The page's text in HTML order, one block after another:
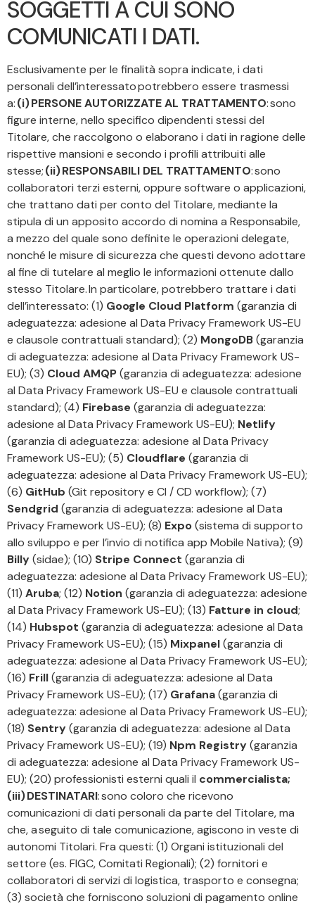
SOGGETTI A CUI SONO
COMUNICATI I DATI.
Esclusivamente per le finalità sopra indicate, i dati
personali dell’interessato potrebbero essere trasmessi
a:(i) PERSONE AUTORIZZATE AL TRATTAMENTO: sono
figure interne, nello specifico dipendenti stessi del
Titolare, che raccolgono o elaborano i dati in ragione delle
rispettive mansioni e secondo i profili attribuiti alle
stesse;(ii) RESPONSABILI DEL TRATTAMENTO: sono
collaboratori terzi esterni, oppure software o applicazioni,
che trattano dati per conto del Titolare, mediante la
stipula di un apposito accordo di nomina a Responsabile,
a mezzo del quale sono definite le operazioni delegate,
nonché le misure di sicurezza che questi devono adottare
al fine di tutelare al meglio le informazioni ottenute dallo
stesso Titolare. In particolare, potrebbero trattare i dati
dell’interessato: (1) Google Cloud Platform (garanzia di
adeguatezza: adesione al Data Privacy Framework US-EU
e clausole contrattuali standard); (2) MongoDB(garanzia
di adeguatezza: adesione al Data Privacy Framework US-
EU); (3) Cloud AMQP(garanzia di adeguatezza: adesione
al Data Privacy Framework US-EU e clausole contrattuali
standard); (4) Firebase (garanzia di adeguatezza:
adesione al Data Privacy Framework US-EU); Netlify
(garanzia di adeguatezza: adesione al Data Privacy
Framework US-EU); (5) Cloudflare (garanzia di
adeguatezza: adesione al Data Privacy Framework US-EU);
(6) GitHub (Git repository e CI / CD workflow); (7)
Sendgrid (garanzia di adeguatezza: adesione al Data
Privacy Framework US-EU); (8) Expo(sistema di supporto
allo sviluppo e per l’invio di notifica app Mobile Nativa); (9)
Billy(sidae); (10) Stripe Connect (garanzia di
adeguatezza: adesione al Data Privacy Framework US-EU);
(11) Aruba; (12) Notion (garanzia di adeguatezza: adesione
al Data Privacy Framework US-EU); (13) Fatture in cloud;
(14) Hubspot (garanzia di adeguatezza: adesione al Data
Privacy Framework US-EU); (15) Mixpanel(garanzia di
adeguatezza: adesione al Data Privacy Framework US-EU);
(16) Frill(garanzia di adeguatezza: adesione al Data
Privacy Framework US-EU); (17) Grafana(garanzia di
adeguatezza: adesione al Data Privacy Framework US-EU);
(18) Sentry(garanzia di adeguatezza: adesione al Data
Privacy Framework US-EU); (19) Npm Registry(garanzia
di adeguatezza: adesione al Data Privacy Framework US-
EU); (20) professionisti esterni quali il commercialista;
(iii) DESTINATARI: sono coloro che ricevono
comunicazioni di dati personali da parte del Titolare, ma
che, a seguito di tale comunicazione, agiscono in veste di
autonomi Titolari. Fra questi: (1) Organi istituzionali del
settore (es. FIGC, Comitati Regionali); (2) fornitori e
collaboratori di servizi di logistica, trasporto e consegna;
(3) società che forniscono soluzioni di pagamento online